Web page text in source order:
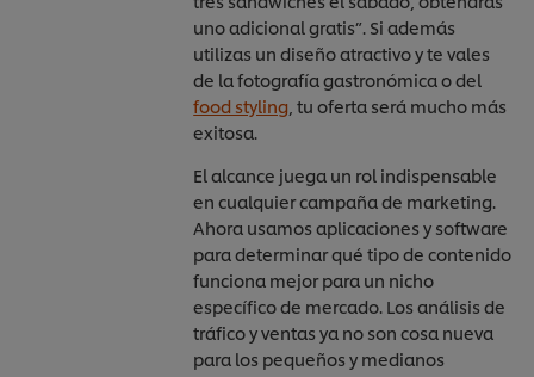
uno adicional gratis”. Si además
utilizas un diseño atractivo y te vales
de la fotografía gastronómica o del
food styling , tu oferta será mucho más
exitosa.
El alcance juega un rol indispensable
en cualquier campaña de marketing.
Ahora usamos aplicaciones y software
para determinar qué tipo de contenido
funciona mejor para un nicho
específico de mercado. Los análisis de
tráfico y ventas ya no son cosa nueva
para los pequeños y medianos